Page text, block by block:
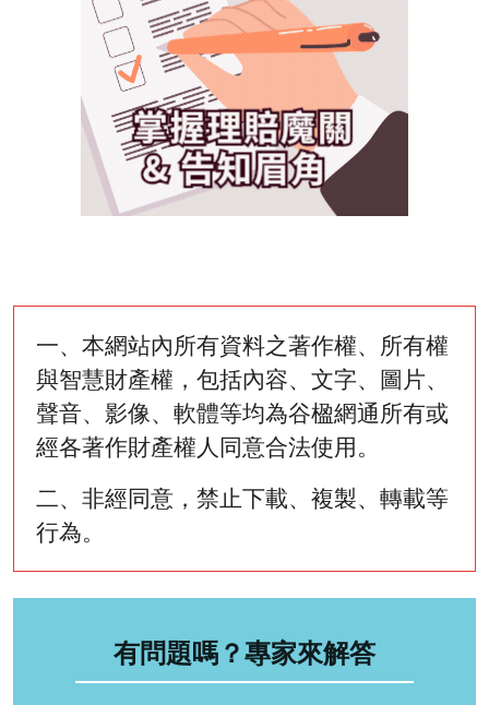
一、本網站內所有資料之著作權、所有權
與智慧財產權，包括內容、文字、圖片、
聲音、影像、軟體等均為谷楹網通所有或
經各著作財產權人同意合法使用。
二、非經同意，禁止下載、複製、轉載等
行為。
有問題嗎？專家來解答